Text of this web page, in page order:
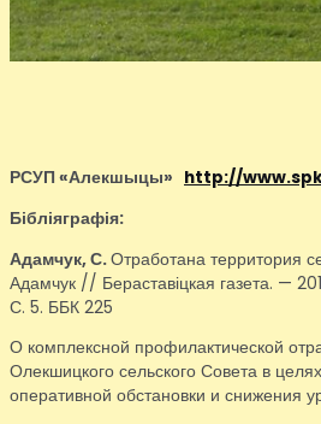
РСУП «Алекшыцы» http://
Бібліяграфія:
Адамчук, С.Отработана территория
Адамчук // Бераставіцкая газета. —
С. 5. ББК 225
О комплексной профилактической
Олекшицкого сельского Совета в
оперативной обстановки и снижения